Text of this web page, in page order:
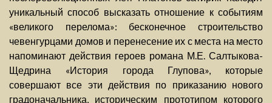
уникальный способ высказать отношение к событиям
«великого перелома»: бесконечное строительство
чевенгурцами домов и перенесение их с места на место
напоминают действия героев романа М.Е. Салтыкова-
Щедрина «История города Глупова», которые
совершают все эти действия по приказанию нового
градоначальника, историческим прототипом которого